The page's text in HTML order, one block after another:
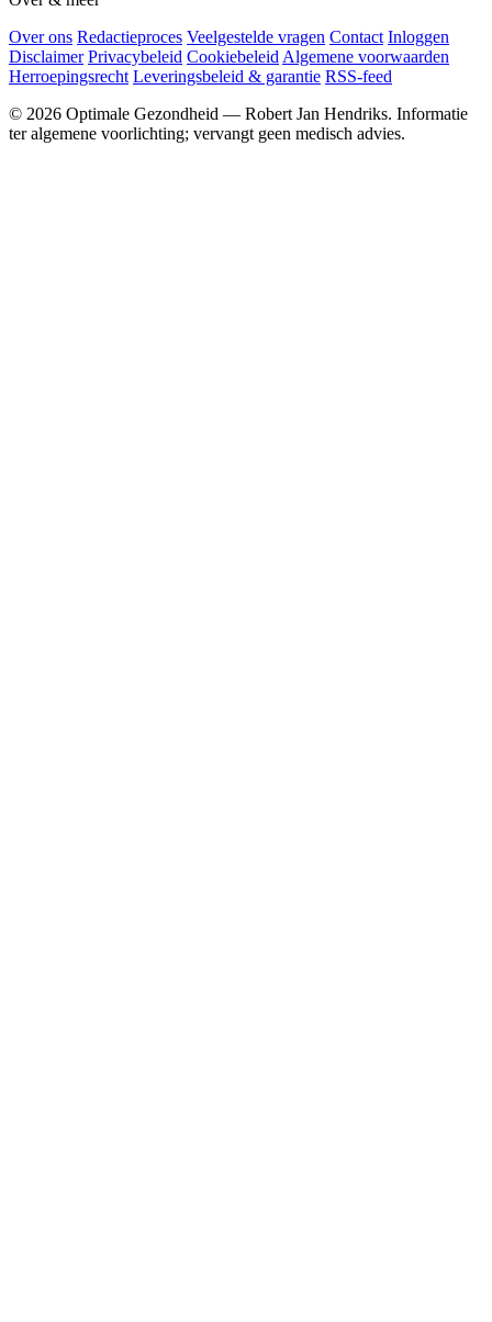
Over ons Redactieproces Veelgestelde vragen Contact Inloggen
Disclaimer Privacybeleid Cookiebeleid Algemene voorwaarden
Herroepingsrecht Leveringsbeleid & garantie RSS-feed
© 2026 Optimale Gezondheid — Robert Jan Hendriks. Informatie
ter algemene voorlichting; vervangt geen medisch advies.